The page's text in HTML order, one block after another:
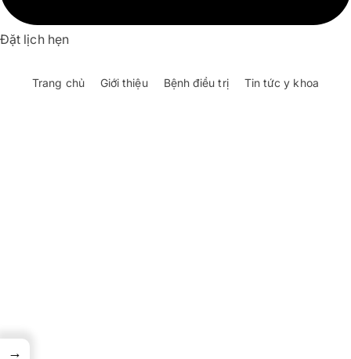
Đặt lịch hẹn
Trang chủ Giới thiệu Bệnh điều trị Tin tức y khoa
→